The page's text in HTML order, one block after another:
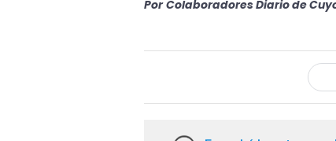
Por Colaboradores Diario de